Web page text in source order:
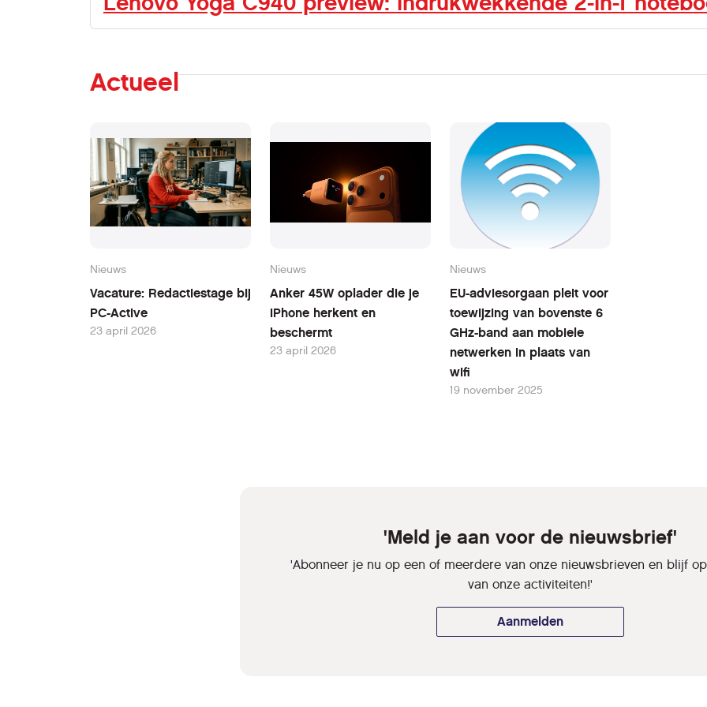
Actueel
Nieuws
Vacature: Redactiestage bij
PC-Active
23 april 2026
Nieuws
Anker 45W oplader die je
iPhone herkent en
beschermt
23 april 2026
Nieuws
EU-adviesorgaan pleit voor
toewijzing van bovenste 6
GHz-band aan mobiele
netwerken in plaats van
wifi
19 november 2025
'Meld je aan voor de nieuwsbrief'
'Abonneer je nu op een of meerdere van onze nieuwsbrieven en blijf
van onze activiteiten!'
Aanmelden